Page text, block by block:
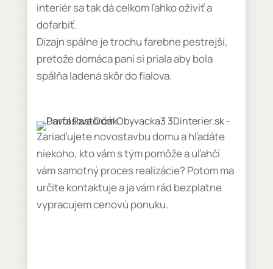
interiér sa tak dá celkom ľahko oživiť a
dofarbiť.
Dizajn spálne je trochu farebne pestrejší,
pretože domáca pani si priala aby bola
spálňa ladená skôr do fialova.
Zariaďujete novostavbu domu a hľadáte
niekoho, kto vám s tým pomôže a uľahčí
vám samotný proces realizácie? Potom ma
určite kontaktuje a ja vám rád bezplatne
vypracujem cenovú ponuku.